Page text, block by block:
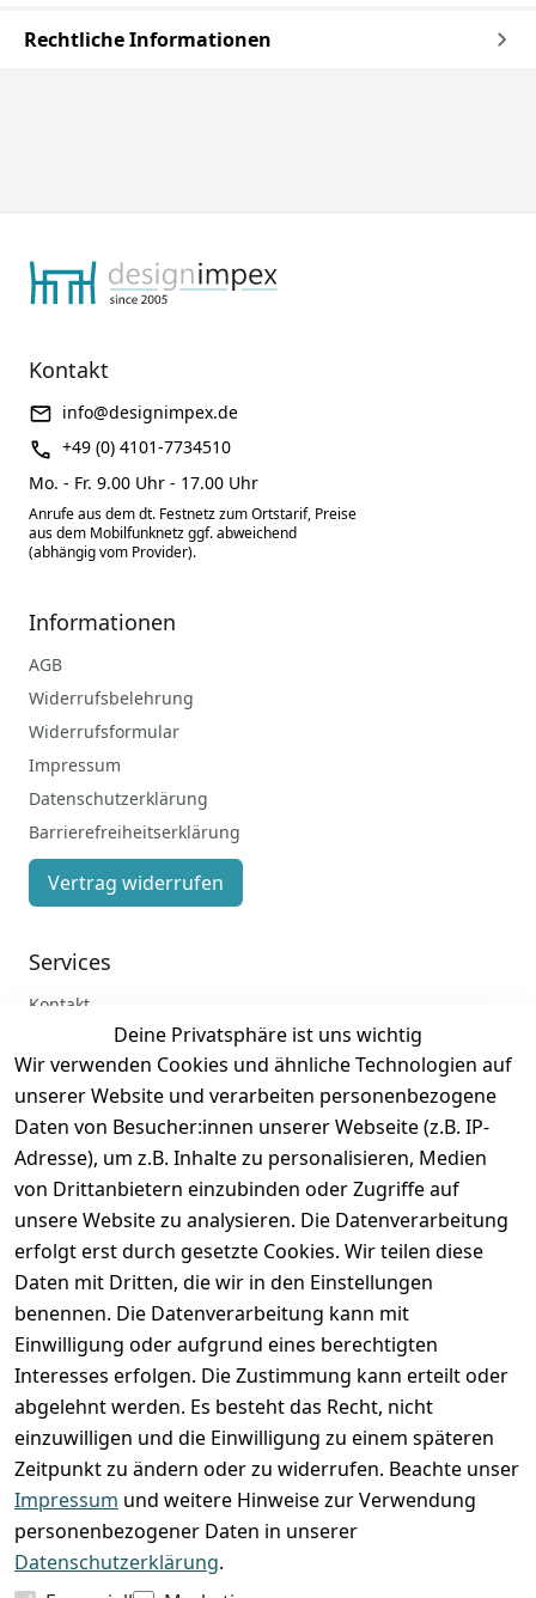
Rechtliche Informationen
Deine Privatsphäre ist uns wichtig
Wir verwenden Cookies und ähnliche Technologien auf
unserer Website und verarbeiten personenbezogene
Daten von Besucher:innen unserer Webseite (z.B. IP-
Adresse), um z.B. Inhalte zu personalisieren, Medien
von Drittanbietern einzubinden oder Zugriffe auf
unsere Website zu analysieren. Die Datenverarbeitung
erfolgt erst durch gesetzte Cookies. Wir teilen diese
Daten mit Dritten, die wir in den Einstellungen
benennen. Die Datenverarbeitung kann mit
Einwilligung oder aufgrund eines berechtigten
Interesses erfolgen. Die Zustimmung kann erteilt oder
abgelehnt werden. Es besteht das Recht, nicht
einzuwilligen und die Einwilligung zu einem späteren
Zeitpunkt zu ändern oder zu widerrufen. Beachte unser
Impressum und weitere Hinweise zur Verwendung
personenbezogener Daten in unserer
Datenschutzerklärung.
Kontakt
info@designimpex.de
+49 (0) 4101-7734510
Mo. - Fr. 9.00 Uhr - 17.00 Uhr
Anrufe aus dem dt. Festnetz zum Ortstarif, Preise
aus dem Mobilfunknetz ggf. abweichend
(abhängig vom Provider).
Informationen
AGB
Widerrufsbelehrung
Widerrufsformular
Impressum
Datenschutzerklärung
Barrierefreiheitserklärung
Vertrag widerrufen
Services
Kontakt
Registrieren
Zahlung und Versand
VORKASSE RECHNUNG